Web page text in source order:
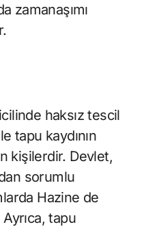
zamanaşımı
haksız tescil
tapu kaydının
kişilerdir. Devlet,
sorumlu
Hazine de
tapu